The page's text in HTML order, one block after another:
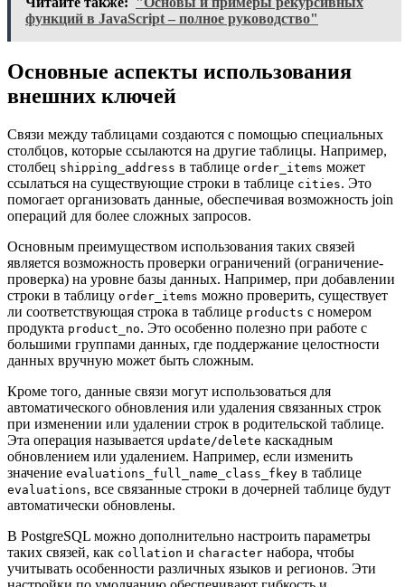
функций в JavaScript – полное руководство"
Основные аспекты использования
внешних ключей
Связи между таблицами создаются с помощью специальных
столбцов, которые ссылаются на другие таблицы. Например,
столбец shipping_address в таблице order_items может
ссылаться на существующие строки в таблице cities. Это
помогает организовать данные, обеспечивая возможность join
операций для более сложных запросов.
Основным преимуществом использования таких связей
является возможность проверки ограничений (ограничение-
проверка) на уровне базы данных. Например, при добавлении
строки в таблицу order_items можно проверить, существует
ли соответствующая строка в таблице products с номером
продукта product_no. Это особенно полезно при работе с
большими группами данных, где поддержание целостности
данных вручную может быть сложным.
Кроме того, данные связи могут использоваться для
автоматического обновления или удаления связанных строк
при изменении или удалении строк в родительской таблице.
Эта операция называется update/delete каскадным
обновлением или удалением. Например, если изменить
значение evaluations_full_name_class_fkey в таблице
evaluations, все связанные строки в дочерней таблице будут
автоматически обновлены.
В PostgreSQL можно дополнительно настроить параметры
таких связей, как collation и character набора, чтобы
учитывать особенности различных языков и регионов. Эти